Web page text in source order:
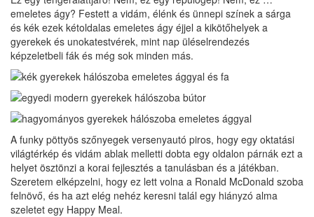
emeletes ágy? Festett a vidám, élénk és ünnepi színek a sárga
és kék ezek kétoldalas emeletes ágy éjjel a kikötőhelyek a
gyerekek és unokatestvérek, mint nap üléselrendezés
képzeletbeli fák és még sok minden más.
A funky pöttyös szőnyegek versenyautó piros, hogy egy oktatási
világtérkép és vidám ablak melletti dobta egy oldalon párnák ezt a
helyet ösztönzi a korai fejlesztés a tanulásban és a játékban.
Szeretem elképzelni, hogy ez lett volna a Ronald McDonald szoba
felnövő, és ha azt elég nehéz keresni talál egy hiányzó alma
szeletet egy Happy Meal.